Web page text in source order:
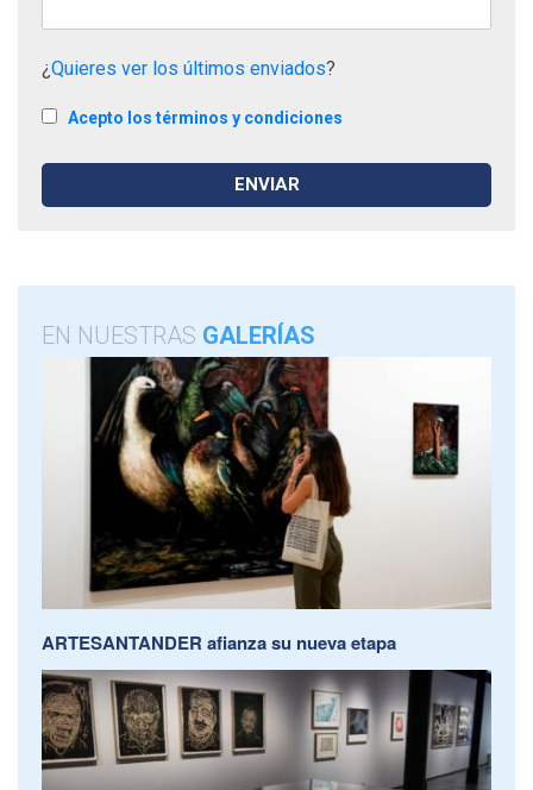
¿Quieres ver los últimos enviados?
Acepto los términos y condiciones
EN NUESTRAS GALERÍAS
ARTESANTANDER afianza su nueva etapa